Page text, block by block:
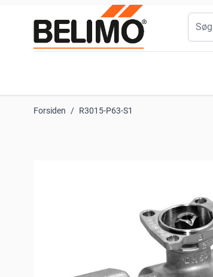
Søg
Forsiden / R3015-P63-S1